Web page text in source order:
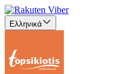
Ελληνικά